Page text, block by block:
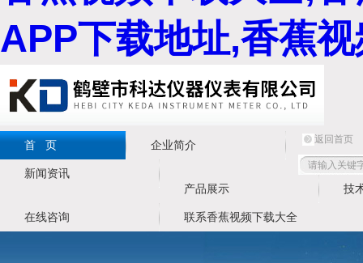
APP下载地址,香蕉
返回首页
首 页 企业简介
新闻资讯
产品展示
技
在线咨询 联系香蕉视频下载大全